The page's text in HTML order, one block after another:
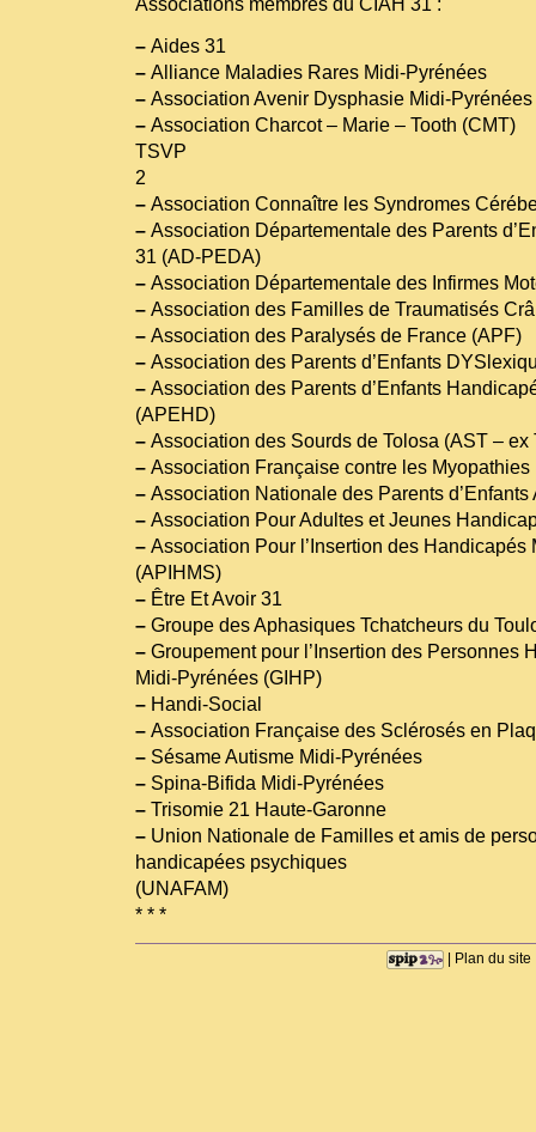
– Aides 31
– Alliance Maladies Rares Midi-Pyrénées
– Association Avenir Dysphasie Midi-
– Association Charcot – Marie – Tooth (CMT)
TSVP
2
– Association Connaître les Syndromes
– Association Départementale des Parents
31 (AD-PEDA)
– Association Départementale des Infirmes
– Association des Familles de Traumatisés
– Association des Paralysés de France (APF)
– Association des Parents d’Enfants
– Association des Parents d’Enfants
(APEHD)
– Association des Sourds de Tolosa (AST – ex
– Association Française contre les Myopathies
– Association Nationale des Parents
– Association Pour Adultes et Jeunes
– Association Pour l’Insertion des Handicapés
(APIHMS)
– Être Et Avoir 31
– Groupe des Aphasiques Tchatcheurs du
– Groupement pour l’Insertion des Personnes
Midi-Pyrénées (GIHP)
– Handi-Social
– Association Française des Sclérosés en
– Sésame Autisme Midi-Pyrénées
– Spina-Bifida Midi-Pyrénées
– Trisomie 21 Haute-Garonne
– Union Nationale de Familles et amis de
handicapées psychiques
(UNAFAM)
* * *
| Plan du site